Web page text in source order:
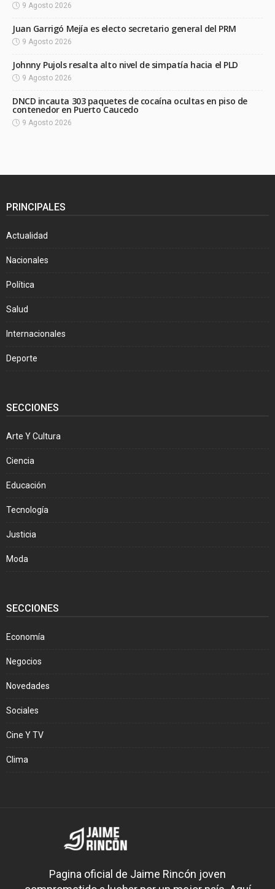
9 Agosto 2026
Juan Garrigó Mejía es electo secretario general del PRM
9 Agosto 2026
Johnny Pujols resalta alto nivel de simpatía hacia el PLD
9 Agosto 2026
DNCD incauta 303 paquetes de cocaína ocultas en piso de
contenedor en Puerto Caucedo
9 Agosto 2026
PRINCIPALES
Actualidad
Nacionales
Política
Salud
Internacionales
Deporte
SECCIONES
Arte Y Cultura
Ciencia
Educación
Tecnología
Justicia
Moda
SECCIONES
Economía
Negocios
Novedades
Sociales
Cine Y TV
Clima
Pagina oficial de Jaime Rincón joven